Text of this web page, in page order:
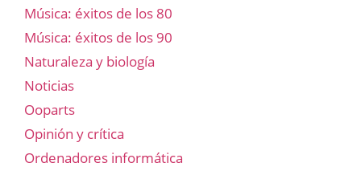
Música: éxitos de los 80
Música: éxitos de los 90
Naturaleza y biología
Noticias
Ooparts
Opinión y crítica
Ordenadores informática